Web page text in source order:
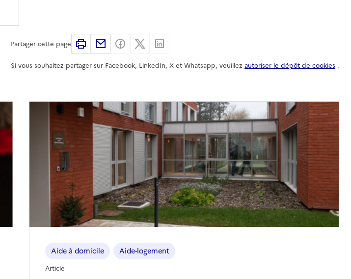
Partager cette page ImprimerPartager par email
Partager sur Facebook
Partager sur X
Si vous souhaitez partager sur Facebook, LinkedIn, X et Whatsapp, veuillez autoriser le dépôt de cookies .
Aide à domicile Aide-logement
Article